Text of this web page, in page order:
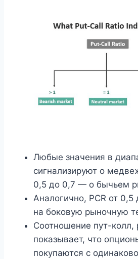
Любые значения в
сигнализируют о
0,5 до 0,7 — о бычьем
Аналогично, PCR от 0,5
на боковую рыночную
Соотношение пут-колл,
показывает, что
покупаются с